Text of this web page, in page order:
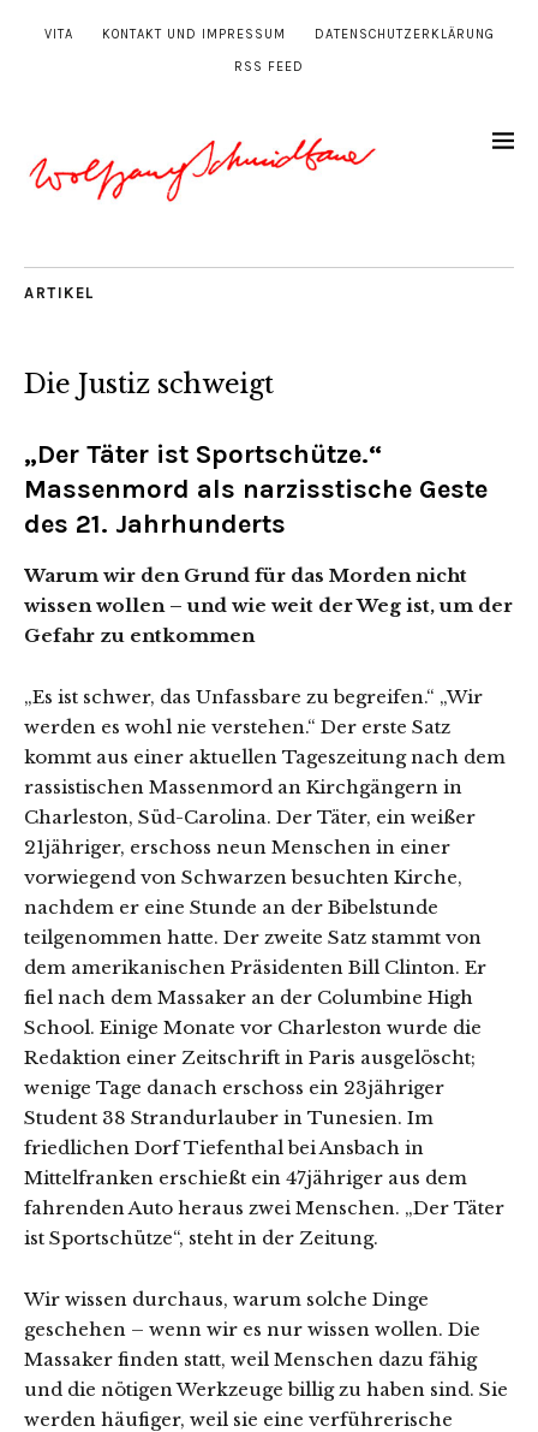
VITA KONTAKT UND IMPRESSUM DATENSCHUTZERKLÄRUNG
RSS FEED
ARTIKEL
Die Justiz schweigt
„Der Täter ist Sportschütze.“
Massenmord als narzisstische Geste
des 21. Jahrhunderts
Warum wir den Grund für das Morden nicht
wissen wollen – und wie weit der Weg ist, um der
Gefahr zu entkommen
„Es ist schwer, das Unfassbare zu begreifen.“ „Wir
werden es wohl nie verstehen.“ Der erste Satz
kommt aus einer aktuellen Tageszeitung nach dem
rassistischen Massenmord an Kirchgängern in
Charleston, Süd-Carolina. Der Täter, ein weißer
21jähriger, erschoss neun Menschen in einer
vorwiegend von Schwarzen besuchten Kirche,
nachdem er eine Stunde an der Bibelstunde
teilgenommen hatte. Der zweite Satz stammt von
dem amerikanischen Präsidenten Bill Clinton. Er
fiel nach dem Massaker an der Columbine High
School. Einige Monate vor Charleston wurde die
Redaktion einer Zeitschrift in Paris ausgelöscht;
wenige Tage danach erschoss ein 23jähriger
Student 38 Strandurlauber in Tunesien. Im
friedlichen Dorf Tiefenthal bei Ansbach in
Mittelfranken erschießt ein 47jähriger aus dem
fahrenden Auto heraus zwei Menschen. „Der Täter
ist Sportschütze“, steht in der Zeitung.
Wir wissen durchaus, warum solche Dinge
geschehen – wenn wir es nur wissen wollen. Die
Massaker finden statt, weil Menschen dazu fähig
und die nötigen Werkzeuge billig zu haben sind. Sie
werden häufiger, weil sie eine verführerische